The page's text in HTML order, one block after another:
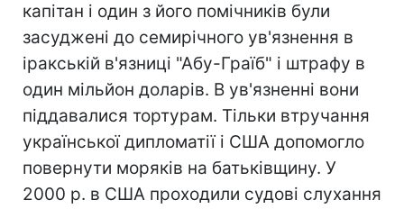
капітан і один з його помічників були
засуджені до семирічного ув'язнення в
іракській в'язниці "Абу-Граїб" і штрафу в
один мільйон доларів. В ув'язненні вони
піддавалися тортурам. Тільки втручання
української дипломатії і США допомогло
повернути моряків на батьківщину. У
2000 р. в США проходили судові слухання